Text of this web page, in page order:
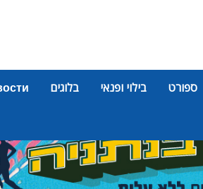
ספורט בילוי ופנאי בלוגים